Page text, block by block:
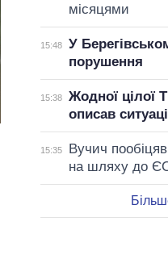
місяцями
15:48
У
порушення
15:38
Жодної цілої
описав
15:35
Вучич
на шляху до